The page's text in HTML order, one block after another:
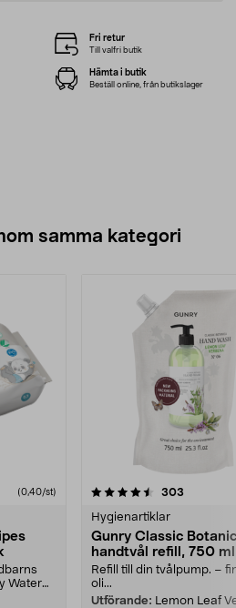
Fri retur
Till valfri butik
Hämta i butik
Beställ online, från butikslager
samma kategori
(0,40/st)
Water
303
Hygienartiklar
Gunry Classic
handtvål refill, 750 ml
Refill till din tvålpump. –
oli...
Utförande: Lemon Leaf
4.5 av 5 stjärnor